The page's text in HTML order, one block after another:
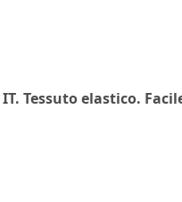
Tessuto elastico.